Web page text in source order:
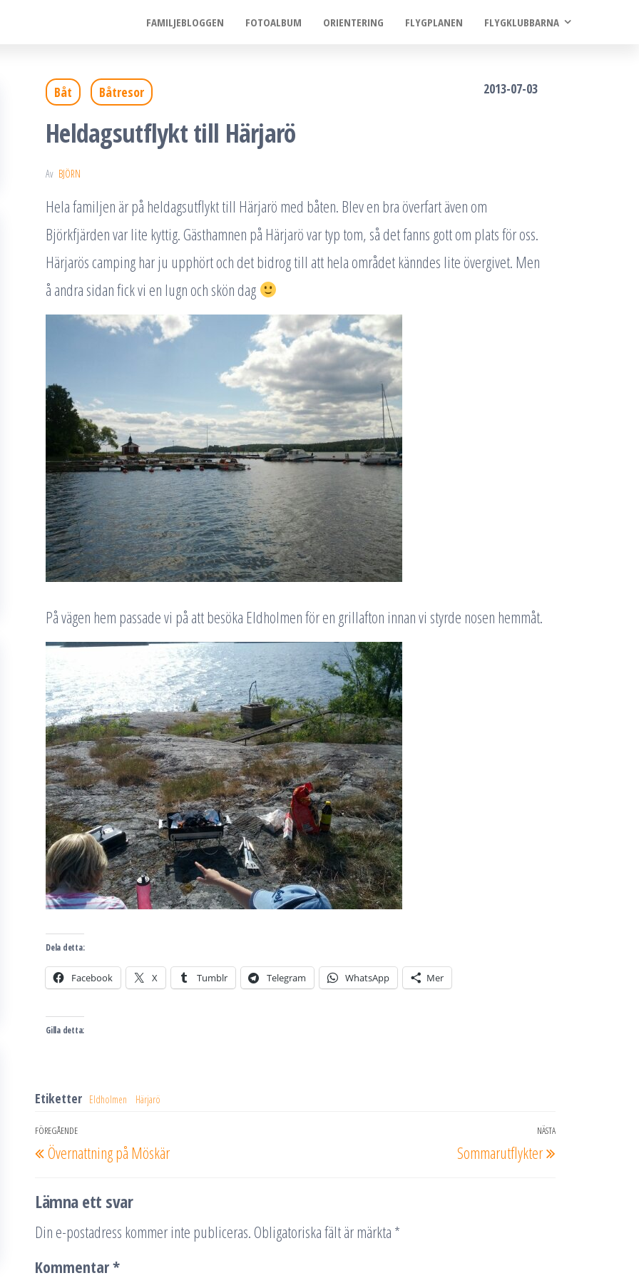
FAMILJEBLOGGEN FOTOALBUM ORIENTERING FLYGPLANEN FLYGKLUBBARNA
Båt Båtresor 2013-07-03
Heldagsutflykt till Härjarö
Av BJÖRN
Hela familjen är på heldagsutflykt till Härjarö med båten. Blev en bra överfart även om
Björkfjärden var lite kyttig. Gästhamnen på Härjarö var typ tom, så det fanns gott om plats för oss.
Härjarös camping har ju upphört och det bidrog till att hela området känndes lite övergivet. Men
å andra sidan fick vi en lugn och skön dag
På vägen hem passade vi på att besöka Eldholmen för en grillafton innan vi styrde nosen hemmåt.
Dela detta:
Facebook X Tumblr Telegram WhatsApp Mer
Gilla detta:
Etiketter Eldholmen Härjarö
Inläggsnavigering
Föregående
inlägg
FÖREGÅENDE
Övernattning på Möskär
Nästa
NÄSTA
Sommarutflykter
Lämna ett svar
Din e-postadress kommer inte publiceras. Obligatoriska fält är märkta *
Kommentar*